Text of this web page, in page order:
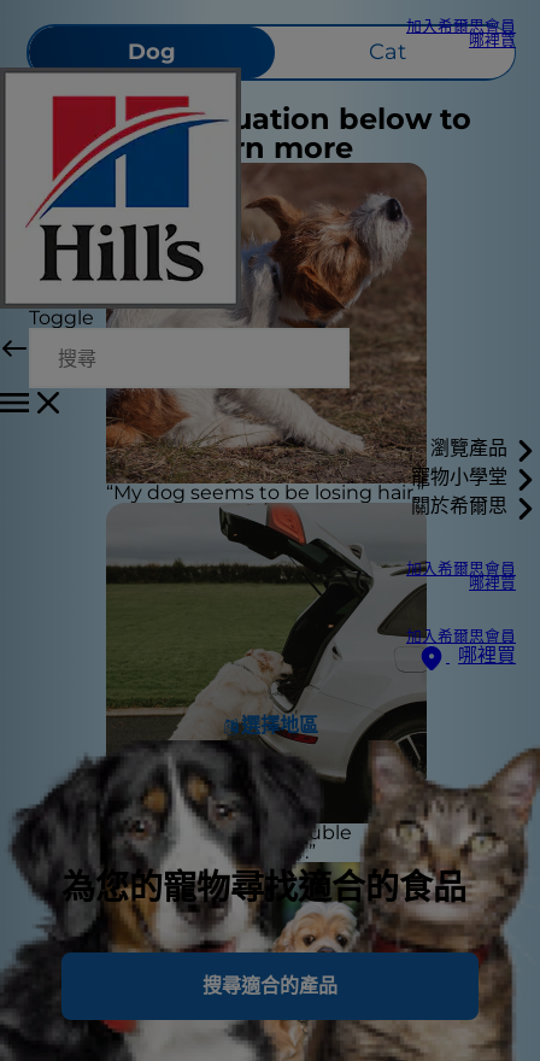
加入希爾思會員
哪裡買
Toggle
瀏覽產品
寵物小學堂
關於希爾思
加入希爾思會員
哪裡買
加入希爾思會員
哪裡買
選擇地區
為您的寵物尋找適合的食品
搜尋適合的產品
Dog Cat
Select a situation below to
learn more
“My dog seems to be losing hair.”
“My dog is having trouble
jumping into the car.”